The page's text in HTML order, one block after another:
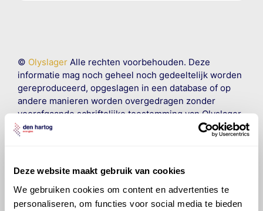
Deze website maakt gebruik van cookies
We gebruiken cookies om content en advertenties te
personaliseren, om functies voor social media te bieden
© OlyslagerAlle rechten voorbehouden. Deze
informatie mag noch geheel noch gedeeltelijk worden
gereproduceerd, opgeslagen in een database of op
andere manieren worden overgedragen zonder
voorafgaande schriftelijke toestemming van Olyslager
Organisation B.V. Hoewel alles in het werk is gesteld
om ervoor te zorgen dat deze gegevens zo accuraat
aansprakelijkheid aanvaard, anders dan waartoe een
wettelijke verplichting bestaat, voor schade of verlies
veroorzaakt door fouten of omissies in de verstrekte
informatie. Door deze olieaanbevelingsinformatie te